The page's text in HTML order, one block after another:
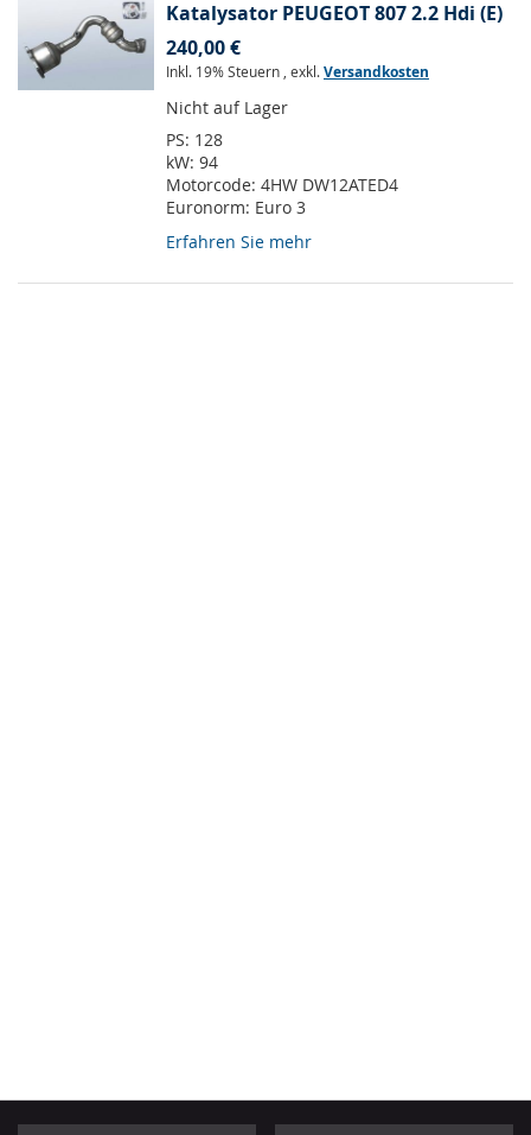
Katalysator PEUGEOT 807 2.2 Hdi (E)
240,00 €
Inkl. 19% Steuern , exkl.Versandkosten
Nicht auf Lager
PS: 128
kW: 94
Motorcode: 4HW DW12ATED4
Euronorm: Euro 3
Erfahren Sie mehr